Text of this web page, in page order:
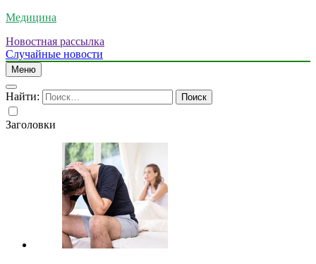
Медицина
Новостная рассылка
Случайные новости
Меню
Найти:
Заголовки